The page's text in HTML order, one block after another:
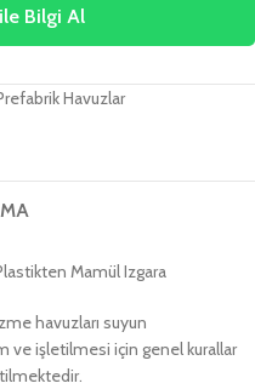
Bilgi Al
Havuzlar
Mamül Izgara
havuzları suyun
ve işletilmesi için genel kurallar